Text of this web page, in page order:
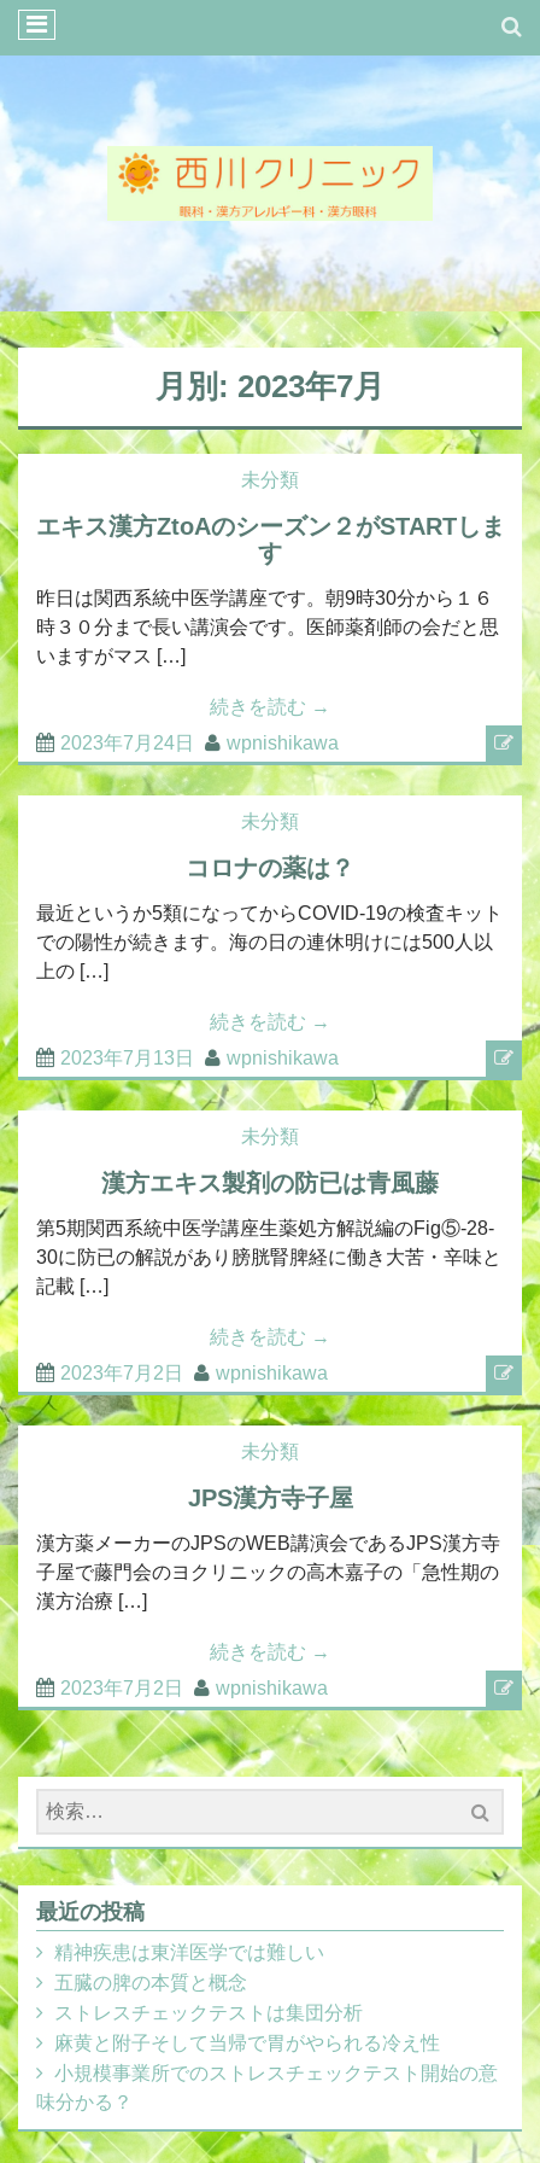
月別: 2023年7月
未分類
エキス漢方ZtoAのシーズン２がSTARTしま
す
昨日は関西系統中医学講座です。朝9時30分から１６
時３０分まで長い講演会です。医師薬剤師の会だと思
いますがマス […]
続きを読む →
2023年7月24日
wpnishikawa
未分類
コロナの薬は？
最近というか5類になってからCOVID-19の検査キット
での陽性が続きます。海の日の連休明けには500人以
上の […]
続きを読む →
2023年7月13日
wpnishikawa
未分類
漢方エキス製剤の防已は青風藤
第5期関西系統中医学講座生薬処方解説編のFig⑤-28-
30に防已の解説があり膀胱腎脾経に働き大苦・辛味と
記載 […]
続きを読む →
2023年7月2日
wpnishikawa
未分類
JPS漢方寺子屋
漢方薬メーカーのJPSのWEB講演会であるJPS漢方寺
子屋で藤門会のヨクリニックの高木嘉子の「急性期の
漢方治療 […]
続きを読む →
2023年7月2日
wpnishikawa
検
索:
最近の投稿
精神疾患は東洋医学では難しい
五臓の脾の本質と概念
ストレスチェックテストは集団分析
麻黄と附子そして当帰で胃がやられる冷え性
小規模事業所でのストレスチェックテスト開始の意
味分かる？